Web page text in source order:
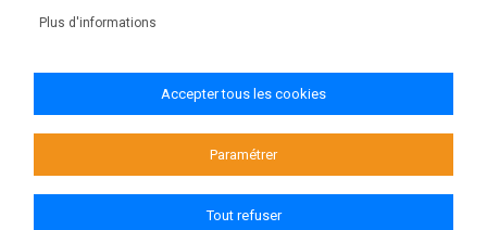
Politique de confidentialité
Plan du site
© 2026 Conseil départemental de Tarn-et-Garonne
Plus d'informations
Accepter tous les cookies
Paramétrer
Tout refuser